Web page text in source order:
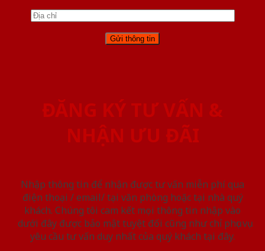
ĐĂNG KÝ TƯ VẤN &
NHẬN ƯU ĐÃI
Nhập thông tin để nhận được tư vấn miễn phí qua
điện thoại / email/ tại văn phòng hoặc tại nhà quý
khách. Chúng tôi cam kết mọi thông tin nhập vào
dưới đây được bảo mật tuyệt đối cũng như chỉ phục vụ
yêu cầu tư vấn duy nhất của quý khách tại đây.